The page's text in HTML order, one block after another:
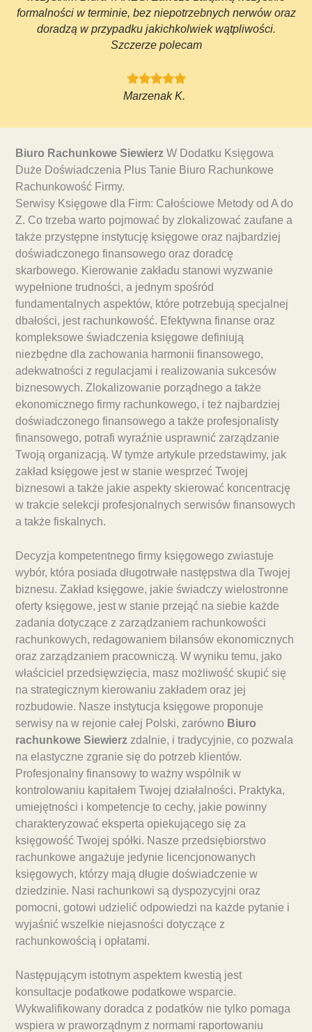
formalności w terminie, bez niepotrzebnych nerwów oraz
doradzą w przypadku jakichkolwiek wątpliwości.
Szczerze polecam
Marzenak K.
Biuro Rachunkowe Siewierz W Dodatku Księgowa
Duże Doświadczenia Plus Tanie Biuro Rachunkowe
Rachunkowość Firmy.
Serwisy Księgowe dla Firm: Całościowe Metody od A do
Z. Co trzeba warto pojmować by zlokalizować zaufane a
także przystępne instytucję księgowe oraz najbardziej
doświadczonego finansowego oraz doradcę
skarbowego. Kierowanie zakładu stanowi wyzwanie
wypełnione trudności, a jednym spośród
fundamentalnych aspektów, które potrzebują specjalnej
dbałości, jest rachunkowość. Efektywna finanse oraz
kompleksowe świadczenia księgowe definiują
niezbędne dla zachowania harmonii finansowego,
adekwatności z regulacjami i realizowania sukcesów
biznesowych. Zlokalizowanie porządnego a także
ekonomicznego firmy rachunkowego, i też najbardziej
doświadczonego finansowego a także profesjonalisty
finansowego, potrafi wyraźnie usprawnić zarządzanie
Twoją organizacją. W tymże artykule przedstawimy, jak
zakład księgowe jest w stanie wesprzeć Twojej
biznesowi a także jakie aspekty skierować koncentrację
w trakcie selekcji profesjonalnych serwisów finansowych
a także fiskalnych.
Decyzja kompetentnego firmy księgowego zwiastuje
wybór, która posiada długotrwałe następstwa dla Twojej
biznesu. Zakład księgowe, jakie świadczy wielostronne
oferty księgowe, jest w stanie przejąć na siebie każde
zadania dotyczące z zarządzaniem rachunkowości
rachunkowych, redagowaniem bilansów ekonomicznych
oraz zarządzaniem pracowniczą. W wyniku temu, jako
właściciel przedsięwzięcia, masz możliwość skupić się
na strategicznym kierowaniu zakładem oraz jej
rozbudowie. Nasze instytucja księgowe proponuje
serwisy na w rejonie całej Polski, zarówno Biuro
rachunkowe Siewierz zdalnie, i tradycyjnie, co pozwala
na elastyczne zgranie się do potrzeb klientów.
Profesjonalny finansowy to ważny wspólnik w
kontrolowaniu kapitałem Twojej działalności. Praktyka,
umiejętności i kompetencje to cechy, jakie powinny
charakteryzować eksperta opiekującego się za
księgowość Twojej spółki. Nasze przedsiębiorstwo
rachunkowe angażuje jedynie licencjonowanych
księgowych, którzy mają długie doświadczenie w
dziedzinie. Nasi rachunkowi są dyspozycyjni oraz
pomocni, gotowi udzielić odpowiedzi na każde pytanie i
wyjaśnić wszelkie niejasności dotyczące z
rachunkowością i opłatami.
Następującym istotnym aspektem kwestią jest
konsultacje podatkowe podatkowe wsparcie.
Wykwalifikowany doradca z podatków nie tylko pomaga
wspiera w praworządnym z normami raportowaniu